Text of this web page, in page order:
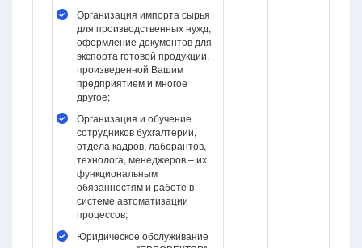
Организация импорта сырья
для производственных нужд,
оформление документов для
экспорта готовой продукции,
произведенной Вашим
предприятием и многое
другое;
Организация и обучение
сотрудников бухгалтерии,
отдела кадров, лаборантов,
технолога, менеджеров – их
функциональным
обязанностям и работе в
системе автоматизации
процессов;
Юридическое обслуживание